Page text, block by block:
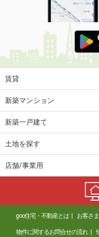
賃貸
新築マンション
新築一戸建て
土地を探す
店舗/事業用
goo住宅・不動産とは お客さ
物件に関するお問合せの流れ